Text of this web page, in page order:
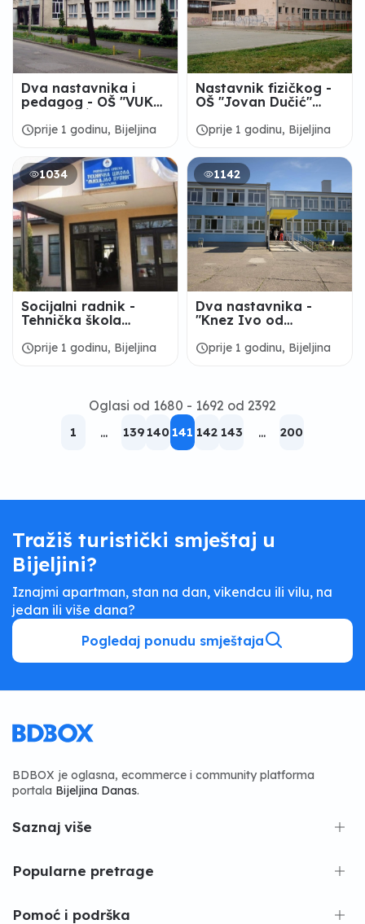
Dva nastavnika i
pedagog - OŠ "VUK
scheduleprije 1 godinu, Bijeljina
Nastavnik fizičkog -
OŠ "Jovan Dučić"
scheduleprije 1 godinu, Bijeljina
1034
Socijalni radnik -
Tehnička škola
scheduleprije 1 godinu, Bijeljina
1142
Dva nastavnika -
"Knez Ivo od
scheduleprije 1 godinu, Bijeljina
Oglasi od 1680 - 1692 od 2392
1 ... 139 140 141 142 143 ... 200
Tražiš turistički smještaj u
Bijeljini?
Iznajmi apartman, stan na dan, vikendcu ili vilu, na
jedan ili više dana?
Pogledaj ponudu smještaja
BDBOX je oglasna, ecommerce i community platforma
portala Bijeljina Danas.
Saznaj više
Popularne pretrage
Pomoć i podrška